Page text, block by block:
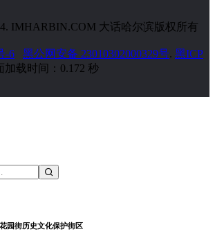
IMHARBIN.COM 大话哈尔滨版权所有
-6
黑公网安备 23010302000329号. 黑ICP
加载时间：0.172 秒
园街历史文化保护街区